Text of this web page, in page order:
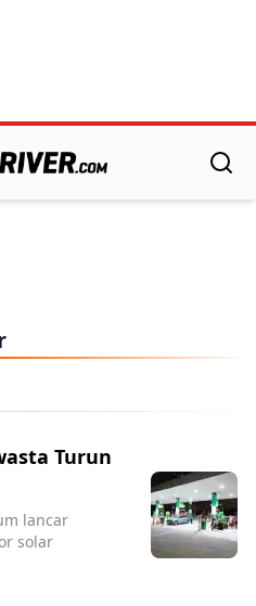
Turun
lancar
solar